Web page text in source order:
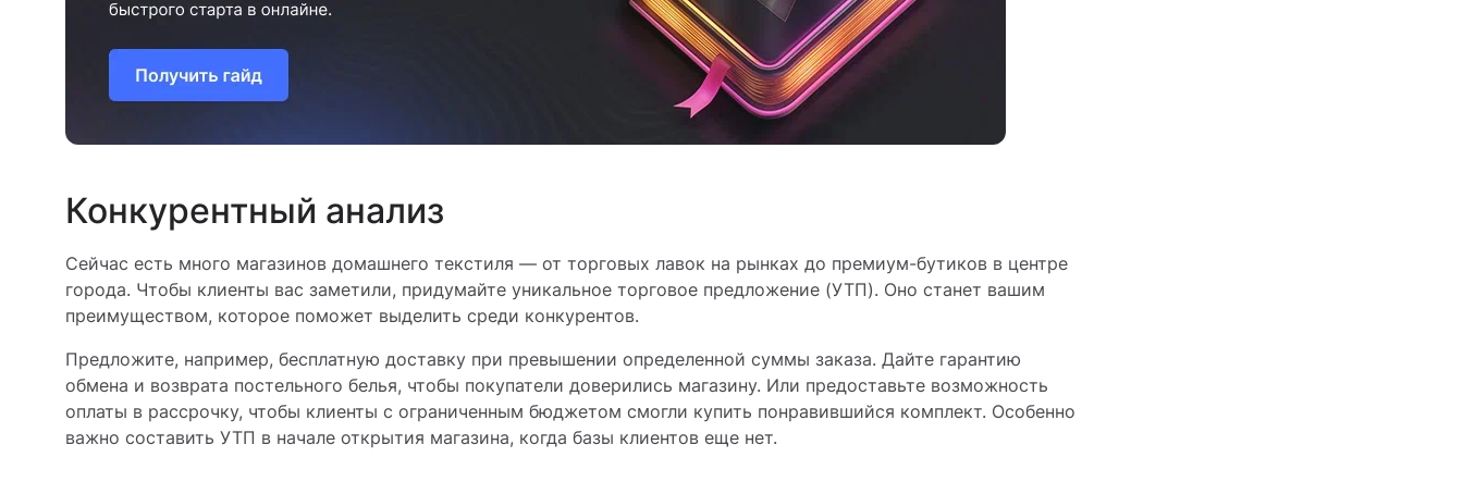
Конкурентный анализ
Сейчас есть много магазинов домашнего текстиля — от торговых лавок на рынках до премиум-бутиков в центре
города. Чтобы клиенты вас заметили, придумайте уникальное торговое предложение (УТП). Оно станет вашим
преимуществом, которое поможет выделить среди конкурентов.
Предложите, например, бесплатную доставку при превышении определенной суммы заказа. Дайте гарантию
обмена и возврата постельного белья, чтобы покупатели доверились магазину. Или предоставьте возможность
оплаты в рассрочку, чтобы клиенты с ограниченным бюджетом смогли купить понравившийся комплект. Особенно
важно составить УТП в начале открытия магазина, когда базы клиентов еще нет.